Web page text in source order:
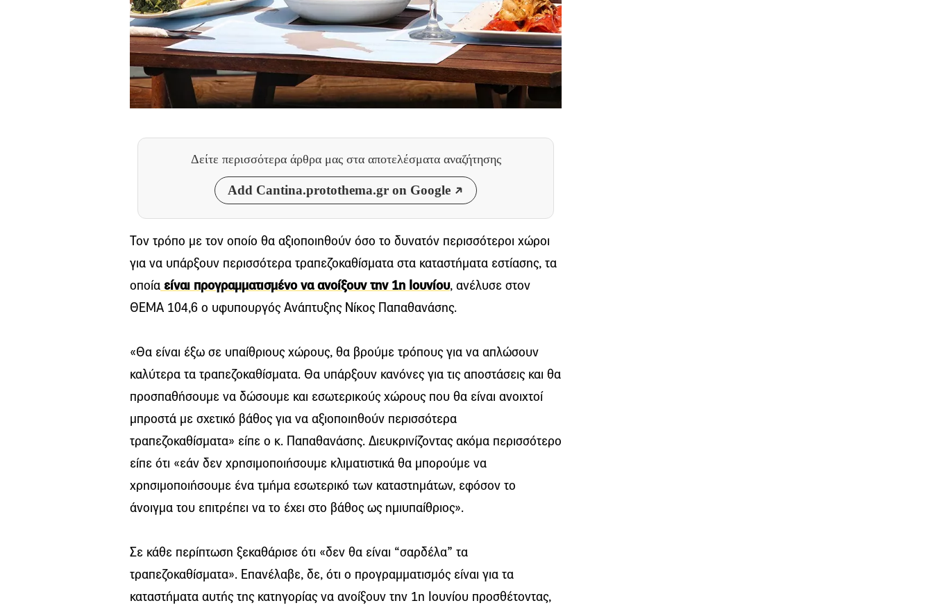
Δείτε περισσότερα άρθρα μας στα αποτελέσματα αναζήτησης
Add Cantina.protothema.gr on Google
Τον τρόπο με τον οποίο θα αξιοποιηθούν όσο το δυνατόν περισσότεροι χώροι
για να υπάρξουν περισσότερα τραπεζοκαθίσματα στα καταστήματα εστίασης, τα
οποία είναι προγραμματισμένο να ανοίξουν την 1η Ιουνίου, ανέλυσε στον
ΘΕΜΑ 104,6 ο υφυπουργός Ανάπτυξης Νίκος Παπαθανάσης.
«Θα είναι έξω σε υπαίθριους χώρους, θα βρούμε τρόπους για να απλώσουν
καλύτερα τα τραπεζοκαθίσματα. Θα υπάρξουν κανόνες για τις αποστάσεις και θα
προσπαθήσουμε να δώσουμε και εσωτερικούς χώρους που θα είναι ανοιχτοί
μπροστά με σχετικό βάθος για να αξιοποιηθούν περισσότερα
τραπεζοκαθίσματα» είπε ο κ. Παπαθανάσης. Διευκρινίζοντας ακόμα περισσότερο
είπε ότι «εάν δεν χρησιμοποιήσουμε κλιματιστικά θα μπορούμε να
χρησιμοποιήσουμε ένα τμήμα εσωτερικό των καταστημάτων, εφόσον το
άνοιγμα του επιτρέπει να το έχει στο βάθος ως ημιυπαίθριος».
Σε κάθε περίπτωση ξεκαθάρισε ότι «δεν θα είναι “σαρδέλα” τα
τραπεζοκαθίσματα». Επανέλαβε, δε, ότι ο προγραμματισμός είναι για τα
καταστήματα αυτής της κατηγορίας να ανοίξουν την 1η Ιουνίου προσθέτοντας,